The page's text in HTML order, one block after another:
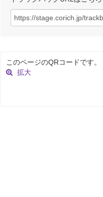
このページのQRコードです。
拡大